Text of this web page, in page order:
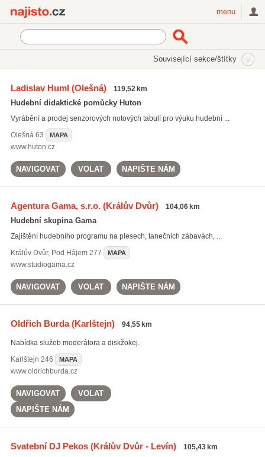
menu
Související sekce/štítky
Hudebniny a hudební nástroje (414)
Hudební skupiny a interpreti (274)
Ladislav Huml(Olešná) 119,52 km
Hudební didaktické pomůcky Huton
Vyrábění a prodej senzorových notových tabulí pro výuku hudební ...
Olešná63 MAPA
www.huton.cz
NAVIGOVAT VOLAT NAPIŠTE NÁM
Agentura Gama, s.r.o.(Králův Dvůr) 104,06 km
Hudební skupina Gama
Zajištění hudebního programu na plesech, tanečních zábavách, ...
Králův Dvůr, Pod Hájem 277 MAPA
www.studiogama.cz
NAVIGOVAT VOLAT NAPIŠTE NÁM
Oldřich Burda(Karlštejn) 94,55 km
Nabídka služeb moderátora a diskžokej.
Karlštejn 246 MAPA
www.oldrichburda.cz
NAVIGOVAT
VOLAT
NAPIŠTE NÁM
Svatební DJ Pekos(Králův Dvůr - Levín) 105,43 km